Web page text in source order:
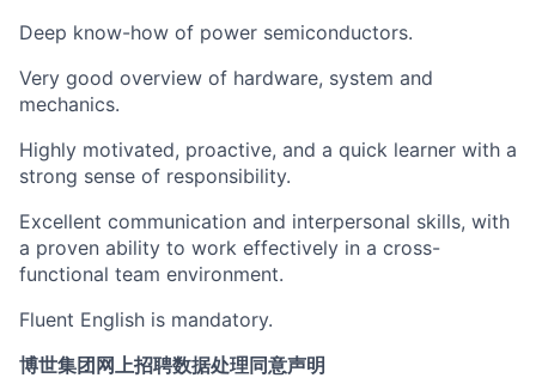
Deep know-how of power semiconductors.
Very good overview of hardware, system and
mechanics.
Highly motivated, proactive, and a quick learner with a
strong sense of responsibility.
Excellent communication and interpersonal skills, with
a proven ability to work effectively in a cross-
functional team environment.
Fluent English is mandatory.
博世集团网上招聘数据处理同意声明